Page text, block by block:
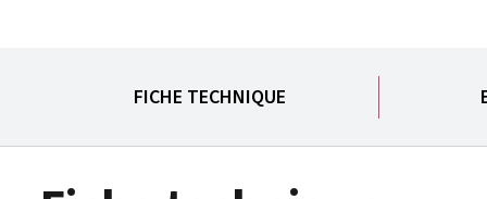
FICHE TECHNIQUE